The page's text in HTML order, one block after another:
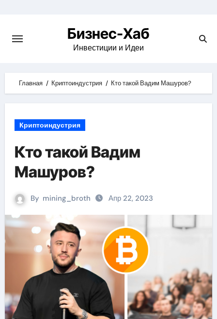
content
Бизнес-Хаб
Инвестиции и Идеи
Главная Криптоиндустрия Кто такой Вадим Машуров?
Криптоиндустрия
Кто такой Вадим
Машуров?
By mining_broth Апр 22, 2023